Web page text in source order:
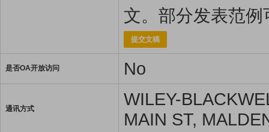
文。部分发表范例
提交文稿
是否OA开放访问 No
通讯方式
WILEY-
MAIN ST,